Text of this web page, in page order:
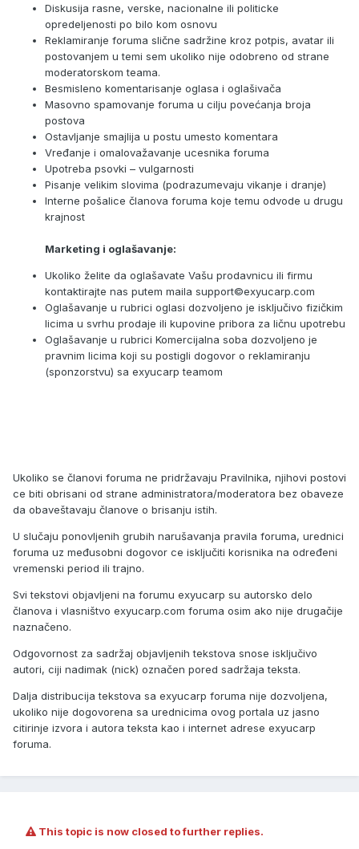
Diskusija rasne, verske, nacionalne ili politicke
opredeljenosti po bilo kom osnovu
Reklamiranje foruma slične sadržine kroz potpis, avatar ili
postovanjem u temi sem ukoliko nije odobreno od strane
moderatorskom teama.
Besmisleno komentarisanje oglasa i oglašivača
Masovno spamovanje foruma u cilju povećanja broja
postova
Ostavljanje smajlija u postu umesto komentara
Vređanje i omalovažavanje ucesnika foruma
Upotreba psovki – vulgarnosti
Pisanje velikim slovima (podrazumevaju vikanje i dranje)
Interne pošalice članova foruma koje temu odvode u drugu
krajnost
Marketing i oglašavanje:
Ukoliko želite da oglašavate Vašu prodavnicu ili firmu
kontaktirajte nas putem maila support©exyucarp.com
Oglašavanje u rubrici oglasi dozvoljeno je isključivo fizičkim
licima u svrhu prodaje ili kupovine pribora za ličnu upotrebu
Oglašavanje u rubrici Komercijalna soba dozvoljeno je
pravnim licima koji su postigli dogovor o reklamiranju
(sponzorstvu) sa exyucarp teamom
Ukoliko se članovi foruma ne pridržavaju Pravilnika, njihovi postovi
ce biti obrisani od strane administratora/moderatora bez obaveze
da obaveštavaju članove o brisanju istih.
U slučaju ponovljenih grubih narušavanja pravila foruma, urednici
foruma uz međusobni dogovor ce isključiti korisnika na određeni
vremenski period ili trajno.
Svi tekstovi objavljeni na forumu exyucarp su autorsko delo
članova i vlasništvo exyucarp.com foruma osim ako nije drugačije
naznačeno.
Odgovornost za sadržaj objavljenih tekstova snose isključivo
autori, ciji nadimak (nick) označen pored sadržaja teksta.
Dalja distribucija tekstova sa exyucarp foruma nije dozvoljena,
ukoliko nije dogovorena sa urednicima ovog portala uz jasno
citirinje izvora i autora teksta kao i internet adrese exyucarp
foruma.
This topic is now closed to further replies.